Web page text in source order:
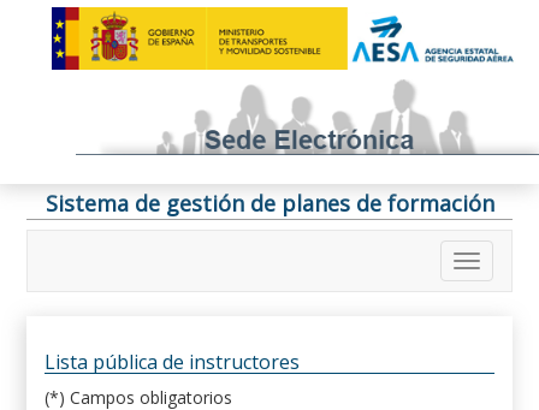
Sistema de gestión de planes de formación
Lista pública de instructores
(*) Campos obligatorios